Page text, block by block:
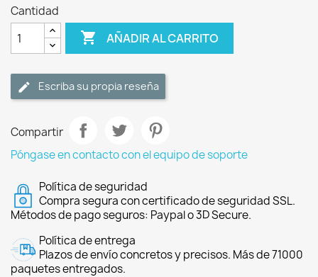
Cantidad
 AÑADIR AL CARRITO
Escriba su propia reseña
Compartir
Póngase en contacto con el equipo de soporte
Política de seguridad
Compra segura con certificado de seguridad SSL.
Métodos de pago seguros: Paypal o 3D Secure.
Política de entrega
Plazos de envío concretos y precisos. Más de 71000
paquetes entregados.